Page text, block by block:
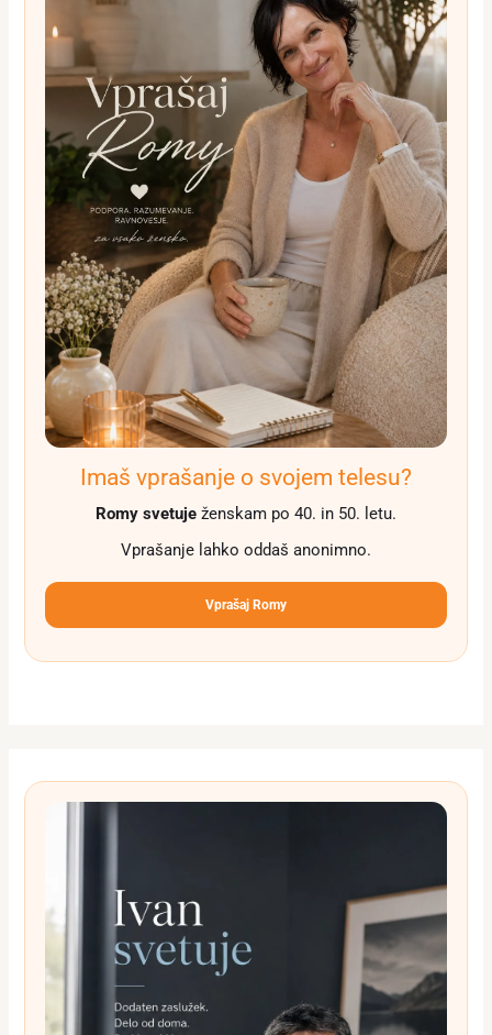
Imaš vprašanje o svojem telesu?
Romy svetuje ženskam po 40. in 50. letu.
Vprašanje lahko oddaš anonimno.
Vprašaj Romy